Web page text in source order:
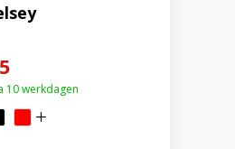
10 werkdagen